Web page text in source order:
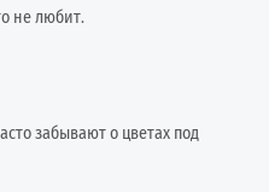
не любит.
забывают о цветах под